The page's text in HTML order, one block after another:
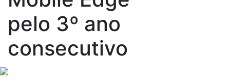
pelo 3º ano
consecutivo